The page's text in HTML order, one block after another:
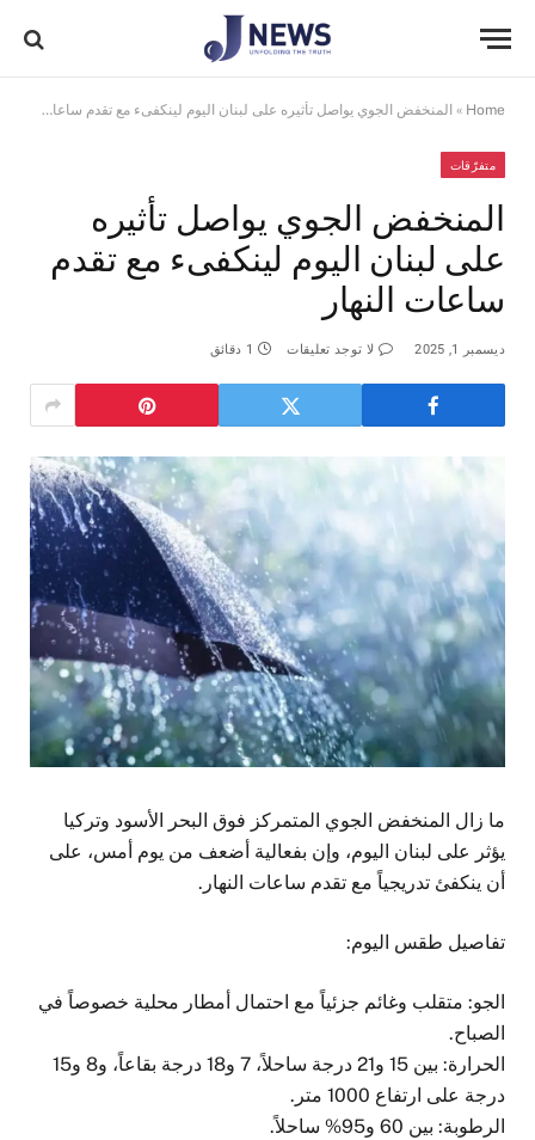
Home
» المنخفض الجوي يواصل تأثيره على لبنان اليوم لينكفىء مع تقدم ساعات النهار
متفرّقات
المنخفض الجوي يواصل تأثيره
على لبنان اليوم لينكفىء مع تقدم
ساعات النهار
ديسمبر 1, 2025 لا توجد تعليقات 1 دقائق
ما زال المنخفض الجوي المتمركز فوق البحر الأسود وتركيا
يؤثر على لبنان اليوم، وإن بفعالية أضعف من يوم أمس، على
أن ينكفئ تدريجياً مع تقدم ساعات النهار.
تفاصيل طقس اليوم:
الجو: متقلب وغائم جزئياً مع احتمال أمطار محلية خصوصاً في
الصباح.
الحرارة: بين 15 و21 درجة ساحلاً، 7 و18 درجة بقاعاً، و8 و15
درجة على ارتفاع 1000 متر.
الرطوبة: بين 60 و95% ساحلاً.